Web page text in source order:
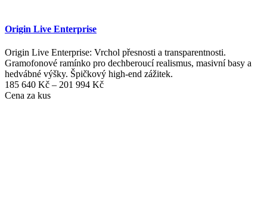
Origin Live Enterprise
Origin Live Enterprise: Vrchol přesnosti a transparentnosti.
Gramofonové ramínko pro dechberoucí realismus, masivní basy a
hedvábné výšky. Špičkový high-end zážitek.
185 640 Kč – 201 994 KčRozpětí
Cena za kus